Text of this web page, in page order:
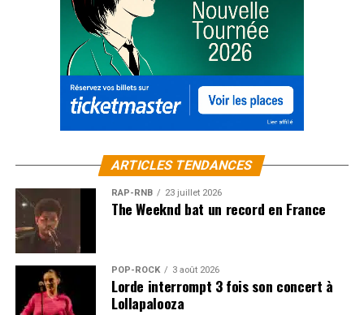
ARTICLES TENDANCES
RAP-RNB 23 juillet 2026
The Weeknd bat un record en France
POP-ROCK 3 août 2026
Lorde interrompt 3 fois son concert à
Lollapalooza